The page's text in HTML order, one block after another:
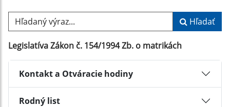
Hľadaný výraz... Hľadať
Legislatíva Zákon č. 154/1994 Zb. o matrikách
Kontakt a Otváracie hodiny
Rodný list